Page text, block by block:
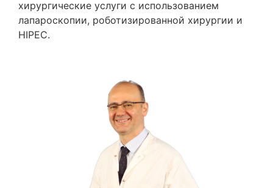
хирургические услуги с использованием
лапароскопии, роботизированной хирургии и
HIPEC.